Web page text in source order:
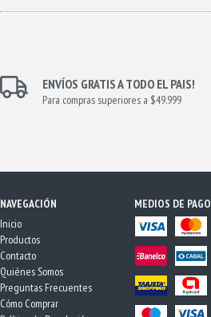
ENVÍOS GRATIS A TODO EL PAIS!
Para compras superiores a $49.999
NAVEGACIÓN
Inicio
Productos
Contacto
Quiénes Somos
Preguntas Frecuentes
Cómo Comprar
MEDIOS DE PAGO